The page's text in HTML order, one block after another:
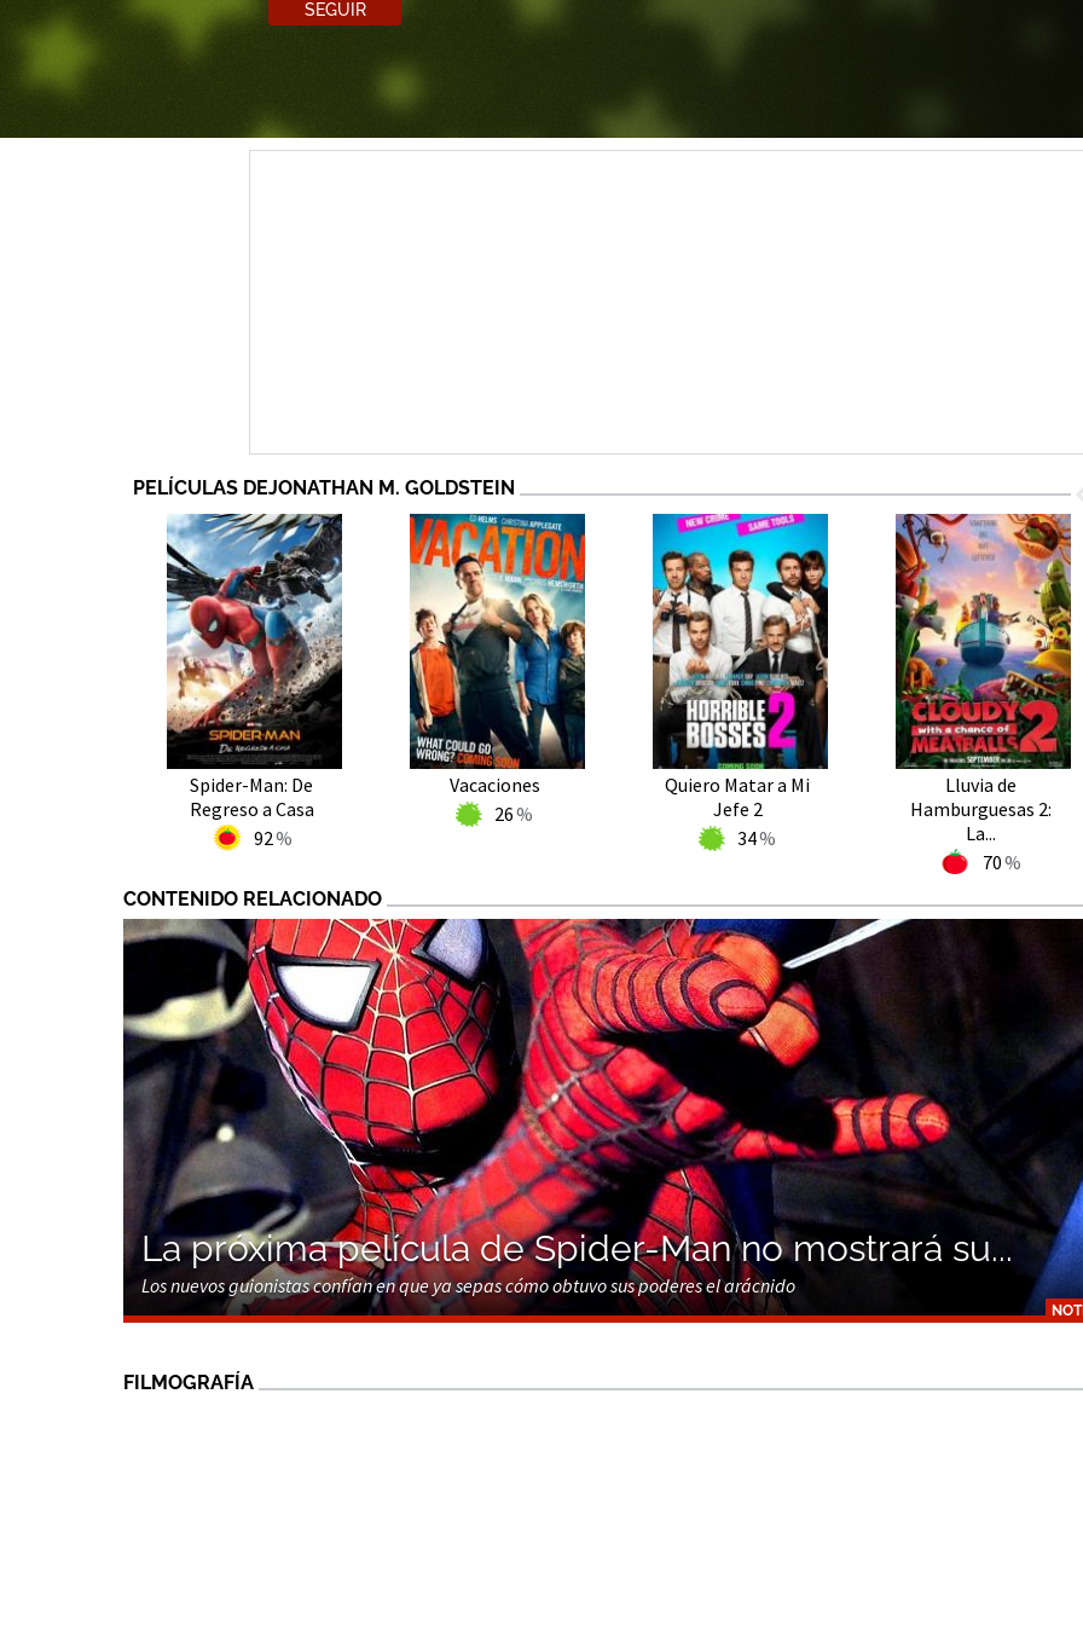
SEGUIR
PELÍCULAS DEJONATHAN M. GOLDSTEIN
Spider-Man: De
Regreso a Casa
92
Vacaciones
26
Quiero Matar a Mi
Jefe 2
34
Lluvia de
Hamburguesas 2:
La...
70
CONTENIDO RELACIONADO
La próxima película de Spider-Man no mostrará su...
Los nuevos guionistas confían en que ya sepas cómo obtuvo sus poderes el arácnido
FILMOGRAFÍA